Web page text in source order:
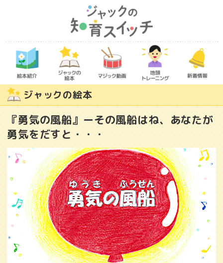
ジャックの絵本
『勇気の風船』ーその風船はね、あなたが
勇気をだすと・・・